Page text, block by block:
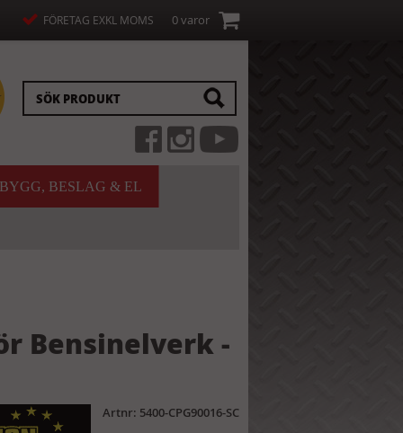
0 varor
FÖRETAG EXKL MOMS
BYGG, BESLAG & EL
Bensinelverk -
Artnr: 5400-CPG90016-SC